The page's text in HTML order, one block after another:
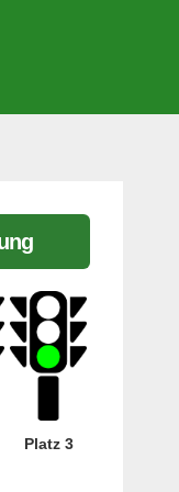
Platz 3